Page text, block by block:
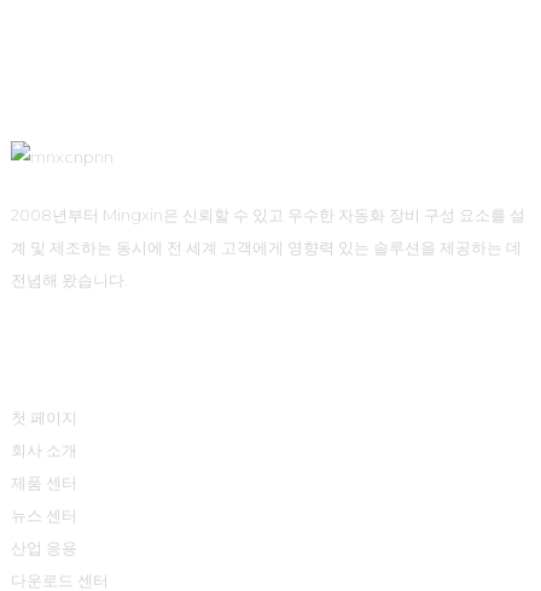
2008년부터 Mingxin은 신뢰할 수 있고 우수한 자동화 장비 구성 요소를 설
계 및 제조하는 동시에 전 세계 고객에게 영향력 있는 솔루션을 제공하는 데
전념해 왔습니다.
첫 페이지
회사 소개
제품 센터
뉴스 센터
산업 응용
다운로드 센터